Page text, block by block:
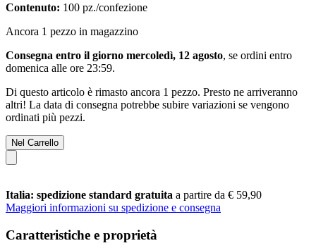
Contenuto: 100 pz./confezione
Ancora 1 pezzo in magazzino
Consegna entro il giorno mercoledì, 12 agosto, se ordini entro
domenica alle ore 23:59.
Di questo articolo è rimasto ancora 1 pezzo. Presto ne arriveranno
altri! La data di consegna potrebbe subire variazioni se vengono
ordinati più pezzi.
Nel Carrello
Italia: spedizione standard gratuita a partire da € 59,90
Maggiori informazioni su spedizione e consegna
Caratteristiche e proprietà